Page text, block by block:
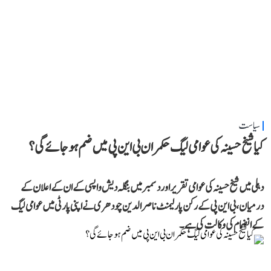
سیاست
کیا شیخ حسینہ کی عوامی لیگ حکمران بی این پی میں ضم ہو جائے گی؟
دہلی میں شیخ حسینہ کی عوامی تقریر اور دسمبر میں بنگلہ دیش واپسی کے ان کے اعلان کے
درمیان، بی این پی کے رکن پارلیمنٹ ناصر الدین چودھری نے اپنی پارٹی میں عوامی لیگ
کے انضمام کی وکالت کی ہے۔